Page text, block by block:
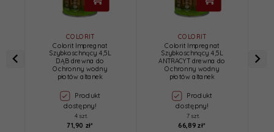
COLORIT
Colorit Impregnat
Szybkoschnący 4,5L
DĄB drewna do
Ochronny wodny
płotów altanek
Produkt
dostępny!
4 szt.
71,90 zł*
COLORIT
Colorit Impregnat
Szybkoschnący 4,5L
ANTRACYT drewna do
Ochronny wodny
płotów altanek
Produkt
dostępny!
7 szt.
66,89 zł*